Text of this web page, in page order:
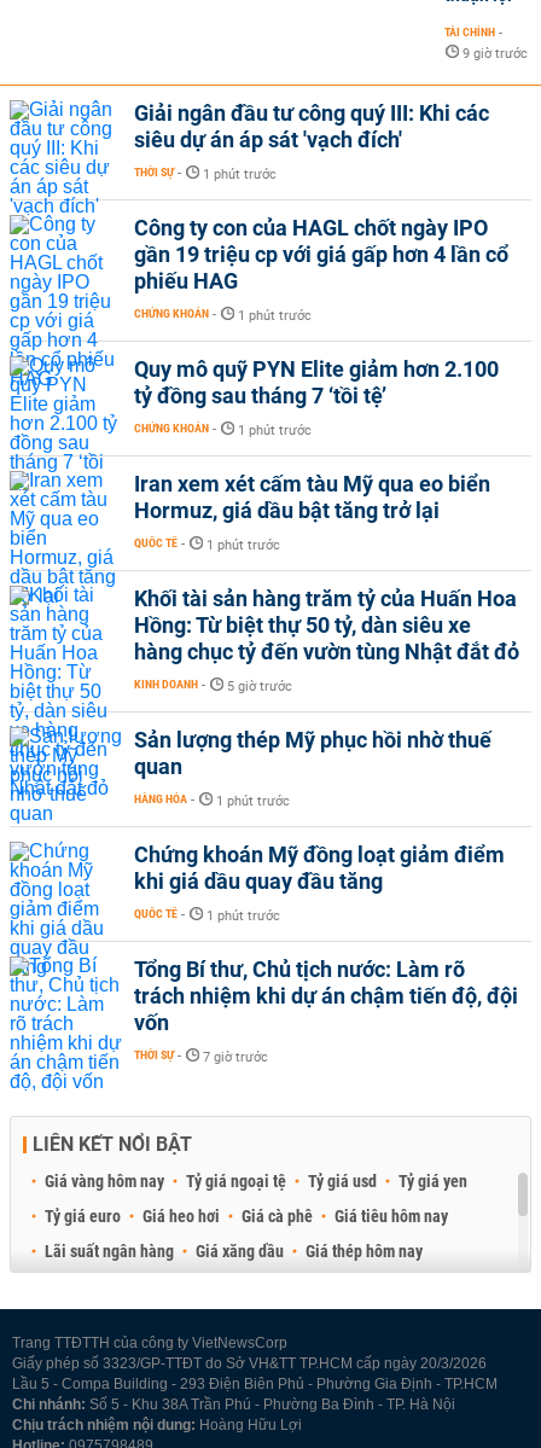
TÀI CHÍNH -
9 giờ trước
Giải ngân đầu tư công quý III: Khi các
siêu dự án áp sát 'vạch đích'
THỜI SỰ - 1 phút trước
Công ty con của HAGL chốt ngày IPO
gần 19 triệu cp với giá gấp hơn 4 lần cổ
phiếu HAG
CHỨNG KHOÁN - 1 phút trước
Quy mô quỹ PYN Elite giảm hơn 2.100
tỷ đồng sau tháng 7 ‘tồi tệ’
CHỨNG KHOÁN - 1 phút trước
Iran xem xét cấm tàu Mỹ qua eo biển
Hormuz, giá dầu bật tăng trở lại
QUỐC TẾ - 1 phút trước
Khối tài sản hàng trăm tỷ của Huấn Hoa
Hồng: Từ biệt thự 50 tỷ, dàn siêu xe
hàng chục tỷ đến vườn tùng Nhật đắt đỏ
KINH DOANH - 5 giờ trước
Sản lượng thép Mỹ phục hồi nhờ thuế
quan
HÀNG HÓA - 1 phút trước
Chứng khoán Mỹ đồng loạt giảm điểm
khi giá dầu quay đầu tăng
QUỐC TẾ - 1 phút trước
Tổng Bí thư, Chủ tịch nước: Làm rõ
trách nhiệm khi dự án chậm tiến độ, đội
vốn
THỜI SỰ - 7 giờ trước
LIÊN KẾT NỔI BẬT
Giá vàng hôm nay Tỷ giá ngoại tệ Tỷ giá usd
Tỷ giá yen
Tỷ giá euro
Giá heo hơi Giá cà phê
Giá tiêu hôm nay
Lãi suất ngân hàng
Giá xăng dầu
Giá thép hôm nay
Trang TTĐTTH của công ty VietNewsCorp
Giấy phép số 3323/GP-TTĐT do Sở VH&TT TP.HCM cấp ngày 20/3/2026
Lầu 5 - Compa Building - 293 Điện Biên Phủ - Phường Gia Định - TP.HCM
Chi nhánh: Số 5 - Khu 38A Trần Phú - Phường Ba Đình - TP. Hà Nội
Chịu trách nhiệm nội dung: Hoàng Hữu Lợi